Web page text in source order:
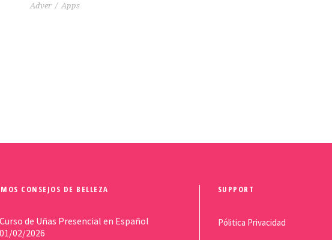
Adver / Apps
CONSEJOS DE BELLEZA
Curso de Uñas Presencial en Español
01/02/2026
SUPPORT
Pólitica Privacidad